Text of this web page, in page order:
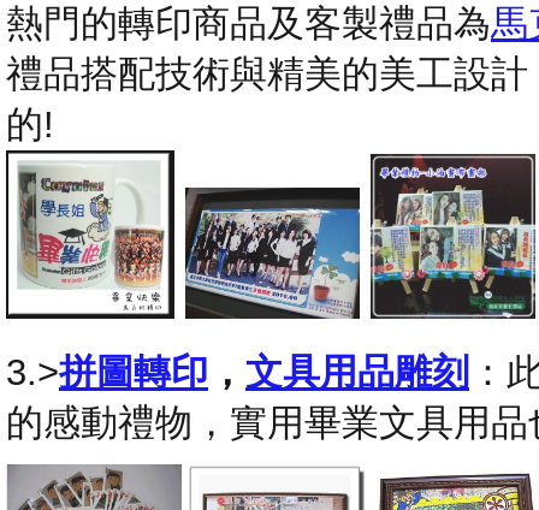
熱門的轉印商品及客製禮品為馬
禮品搭配技術與精美的美工設
的!
3.>拼圖轉印 ， 文具用品雕刻 ：
的感動禮物，實用畢業文具用